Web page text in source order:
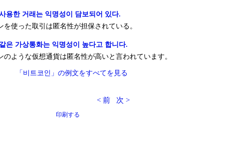
용한 거래는 익명성이 담보되어 있다.
を使った取引は匿名性が担保されている。
은 가상통화는 익명성이 높다고 합니다.
のような仮想通貨は匿名性が高いと言われています。
「비트코인」の例文をすべてを見る
< 前 次 >
印刷する